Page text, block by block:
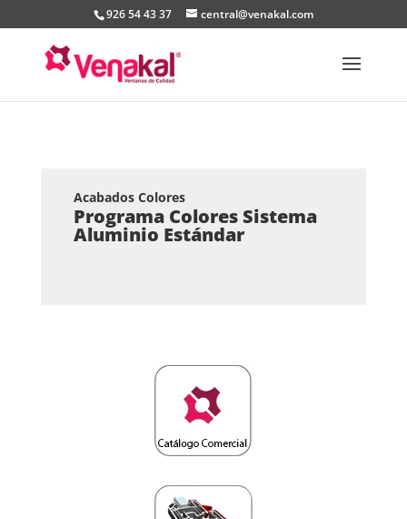
926 54 43 37 central@venakal.com
Acabados Colores
Programa Colores Sistema
Aluminio Estándar